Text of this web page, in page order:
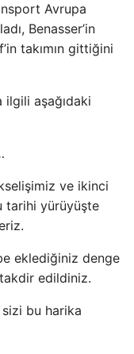
Avrupa
Benasser’in
takımın gittiğini
ilgili aşağıdaki
ve ikinci
tarihi yürüyüşte
eklediğiniz denge
edildiniz.
sizi bu harika